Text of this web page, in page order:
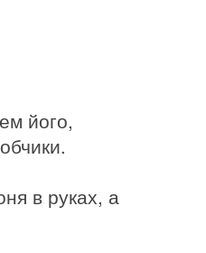
його,
в руках, а